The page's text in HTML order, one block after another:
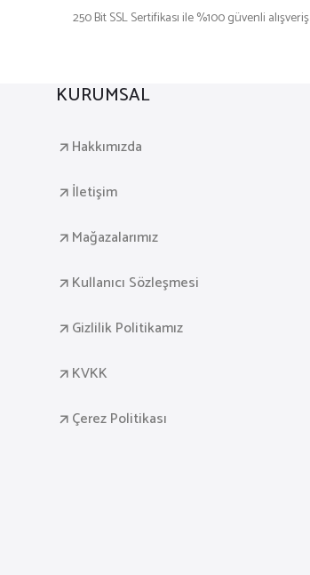
250 Bit SSL Sertifikası ile %100 güvenli alışveriş
KURUMSAL
Hakkımızda
İletişim
Mağazalarımız
Kullanıcı Sözleşmesi
Gizlilik Politikamız
KVKK
Çerez Politikası